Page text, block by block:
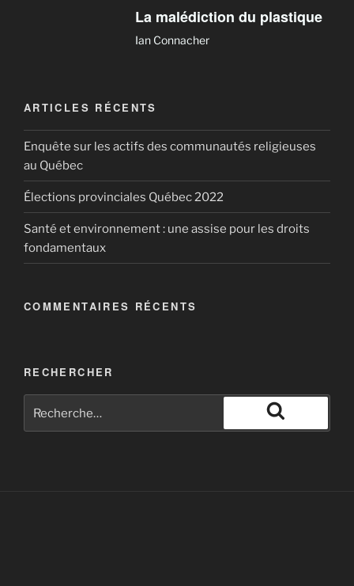
La malédiction du plastique
Ian Connacher
ARTICLES RÉCENTS
Enquête sur les actifs des communautés religieuses
au Québec
Élections provinciales Québec 2022
Santé et environnement : une assise pour les droits
fondamentaux
COMMENTAIRES RÉCENTS
RECHERCHER